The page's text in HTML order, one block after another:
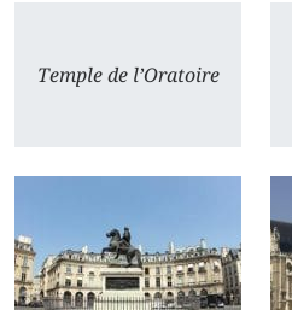
Temple de l’Oratoire